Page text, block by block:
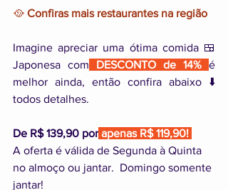
🥘 Confiras mais restaurantes na região
Imagine apreciar uma ótima comida 🍱
Japonesa com DESCONTO de 14% é
melhor ainda, então confira abaixo ⬇️
todos detalhes.
De R$ 139,90 por apenas R$ 119,90!
A oferta é válida de Segunda à Quinta
no almoço ou jantar.  Domingo somente
jantar!